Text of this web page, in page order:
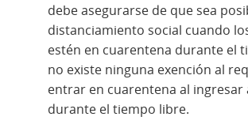
debe asegurarse de que sea
distanciamiento social cuando
estén en cuarentena durante el
no existe ninguna exención al
entrar en cuarentena al ingresar
durante el tiempo libre.